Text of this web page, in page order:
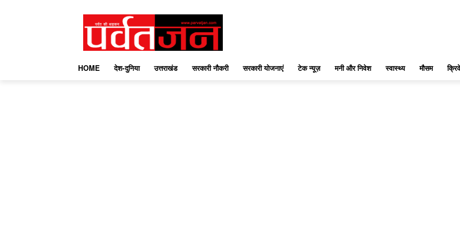
HOME देश-दुनिया उत्तराखंड सरकारी नौकरी सरकारी योजनाएं टेक न्यूज़ मनी और निवेश स्वास्थ्य मौसम